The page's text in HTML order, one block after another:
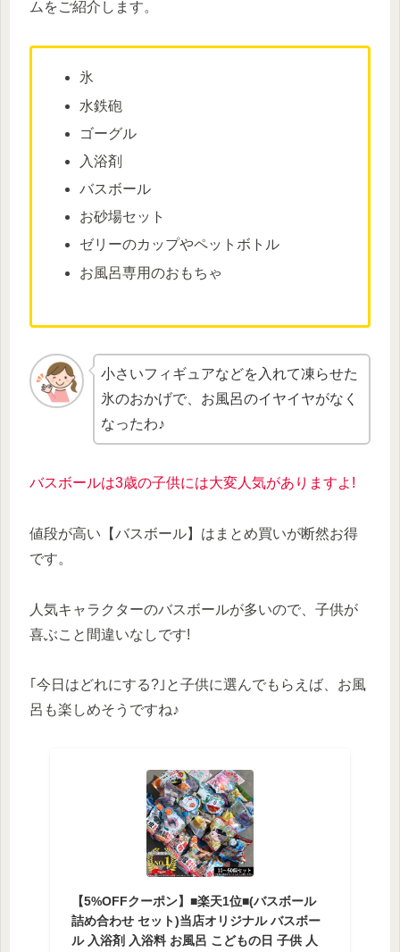
ムをご紹介します。
氷
水鉄砲
ゴーグル
入浴剤
バスボール
お砂場セット
ゼリーのカップやペットボトル
お風呂専用のおもちゃ
小さいフィギュアなどを入れて凍らせた
氷のおかげで、お風呂のイヤイヤがなく
なったわ♪
バスボールは3歳の子供には大変人気がありますよ!
値段が高い【バスボール】はまとめ買いが断然お得
です。
人気キャラクターのバスボールが多いので、子供が
喜ぶこと間違いなしです!
｢今日はどれにする?｣と子供に選んでもらえば、お風
呂も楽しめそうですね♪
【5%OFFクーポン】■楽天1位■(バスボール
詰め合わせ セット)当店オリジナル バスボー
ル 入浴剤 入浴料 お風呂 こどもの日 子供 人